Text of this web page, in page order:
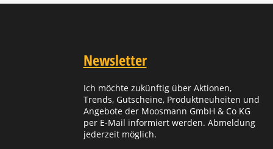
Newsletter
Ich möchte zukünftig über Aktionen,
Trends, Gutscheine, Produktneuheiten und
Angebote der Moosmann GmbH & Co KG
per E-Mail informiert werden. Abmeldung
jederzeit möglich.